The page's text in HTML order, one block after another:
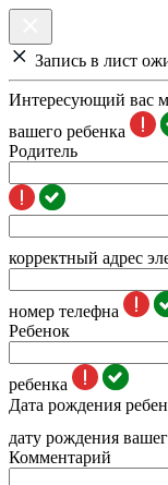
Запись в лист
Интересующий вас
вашего ребенка
Родитель
корректный адрес
номер телефна
Ребенок
ребенка
Дата рождения
дату рождения
Комментарий